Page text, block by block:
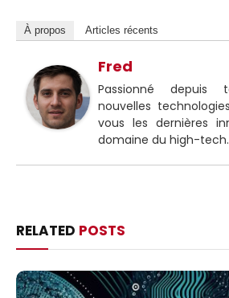
À propos Articles récents
Fred
Passionné depuis
nouvelles
vous les dernières
domaine du high-tech.
RELATED POSTS